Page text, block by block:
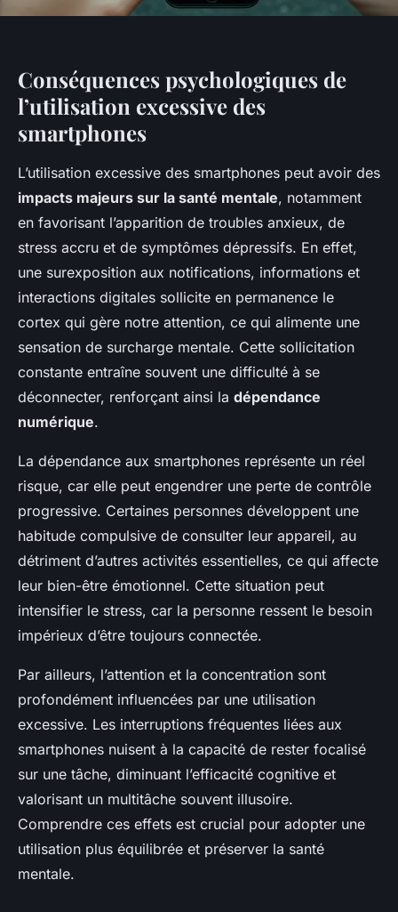
Conséquences psychologiques de
l’utilisation excessive des
smartphones
L’utilisation excessive des smartphones peut avoir des
impacts majeurs sur la santé mentale, notamment
en favorisant l’apparition de troubles anxieux, de
stress accru et de symptômes dépressifs. En effet,
une surexposition aux notifications, informations et
interactions digitales sollicite en permanence le
cortex qui gère notre attention, ce qui alimente une
sensation de surcharge mentale. Cette sollicitation
constante entraîne souvent une difficulté à se
déconnecter, renforçant ainsi la dépendance
numérique.
La dépendance aux smartphones représente un réel
risque, car elle peut engendrer une perte de contrôle
progressive. Certaines personnes développent une
habitude compulsive de consulter leur appareil, au
détriment d’autres activités essentielles, ce qui affecte
leur bien-être émotionnel. Cette situation peut
intensifier le stress, car la personne ressent le besoin
impérieux d’être toujours connectée.
Par ailleurs, l’attention et la concentration sont
profondément influencées par une utilisation
excessive. Les interruptions fréquentes liées aux
smartphones nuisent à la capacité de rester focalisé
sur une tâche, diminuant l’efficacité cognitive et
valorisant un multitâche souvent illusoire.
Comprendre ces effets est crucial pour adopter une
utilisation plus équilibrée et préserver la santé
mentale.